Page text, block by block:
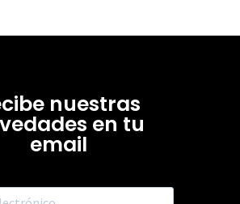
nuestras
en tu
email